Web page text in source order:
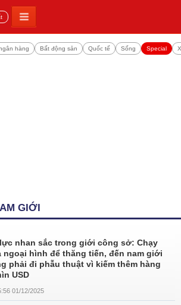
hàng Bất động sản Quốc tế Sống Special
GIỚI
nhan sắc trong giới công sở: Chạy
ngoại hình để thăng tiến, đến nam giới
phải đi phẫu thuật vì kiếm thêm hàng
USD
01/12/2025